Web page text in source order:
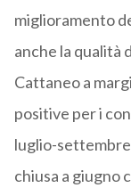
miglioramento
anche la qualità
Cattaneo a
positive per i
luglio-
chiusa a giugno